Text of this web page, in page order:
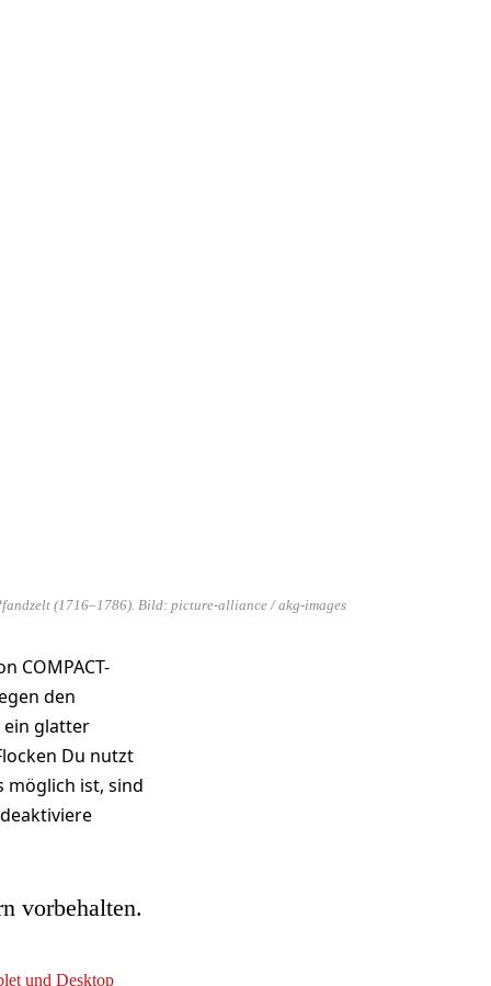
(1716–1786). Bild: picture-alliance / akg-images
COMPACT-
den
ein glatter
Du nutzt
möglich ist, sind
vorbehalten.
und Desktop